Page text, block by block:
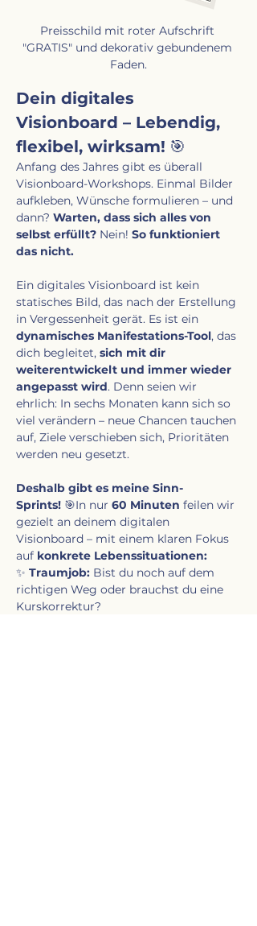
Preisschild mit roter Aufschrift
"GRATIS" und dekorativ gebundenem
Faden.
Dein digitales
Visionboard – Lebendig,
flexibel, wirksam! 🎯
Anfang des Jahres gibt es überall
Visionboard-Workshops. Einmal Bilder
aufkleben, Wünsche formulieren – und
dann? Warten, dass sich alles von
selbst erfüllt? Nein! So funktioniert
das nicht.
Ein digitales Visionboard ist kein
statisches Bild, das nach der Erstellung
in Vergessenheit gerät. Es ist ein
dynamisches Manifestations-Tool, das
dich begleitet, sich mit dir
weiterentwickelt und immer wieder
angepasst wird. Denn seien wir
ehrlich: In sechs Monaten kann sich so
viel verändern – neue Chancen tauchen
auf, Ziele verschieben sich, Prioritäten
werden neu gesetzt.
Deshalb gibt es meine Sinn-
Sprints! 🎯In nur 60 Minuten feilen wir
gezielt an deinem digitalen
Visionboard – mit einem klaren Fokus
auf konkrete Lebenssituationen:
✨ Traumjob: Bist du noch auf dem
richtigen Weg oder brauchst du eine
Kurskorrektur?